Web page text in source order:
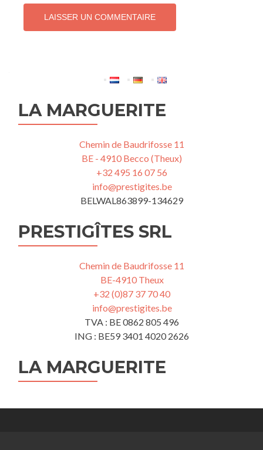
LA MARGUERITE
Chemin de Baudrifosse 11
BE - 4910 Becco (Theux)
+32 495 16 07 56
info@prestigites.be
BELWAL863899-134629
PRESTIGÎTES SRL
Chemin de Baudrifosse 11
BE-4910 Theux
+32 (0)87 37 70 40
info@prestigites.be
TVA : BE 0862 805 496
ING : BE59 3401 4020 2626
LA MARGUERITE